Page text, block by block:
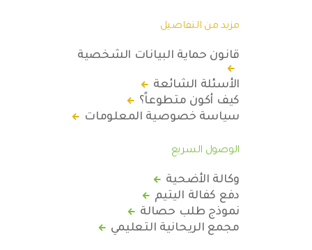
مزيد من التفاصيل
قانون حماية البيانات الشخصية
الأسئلة الشائعة
كيف أكون متطوعاً؟
سياسة خصوصية المعلومات
الوصول السريع
وكالة الأضحية
دفع كفالة اليتيم
نموذج طلب حصالة
مجمع الريحانية التعليمي